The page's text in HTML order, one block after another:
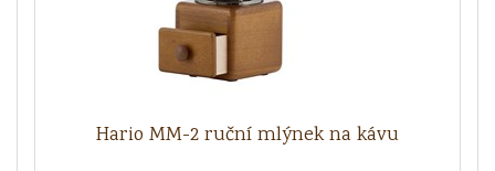
Hario MM-2 ruční mlýnek na kávu